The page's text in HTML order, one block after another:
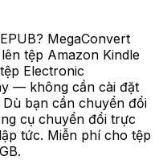
MegaConvert
tệp Amazon Kindle
Electronic
— không cần cài đặt
bạn cần chuyển đổi
cụ chuyển đổi trực
tức. Miễn phí cho tệp